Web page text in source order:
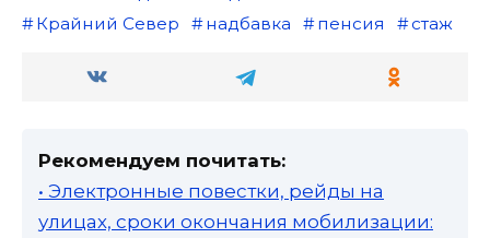
Крайний Север
надбавка пенсия стаж
Рекомендуем почитать:
• Электронные повестки, рейды на
улицах, сроки окончания мобилизации: